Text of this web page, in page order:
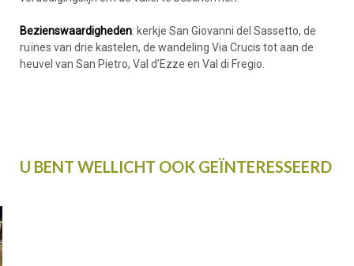
Bezienswaardigheden: kerkje San Giovanni del Sassetto, de
ruïnes van drie kastelen, de wandeling Via Crucis tot aan de
heuvel van San Pietro, Val d’Ezze en Val di Fregio.
U BENT WELLICHT OOK GEÏNTERESSEERD